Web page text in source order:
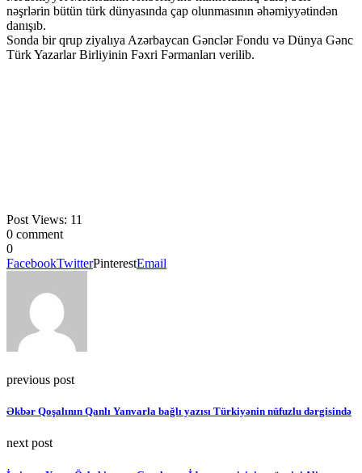
nəşrlərin bütün türk dünyasında çap olunmasının əhəmiyyətindən
danışıb.
Sonda bir qrup ziyalıya Azərbaycan Gənclər Fondu və Dünya Gənc
Türk Yazarlar Birliyinin Fəxri Fərmanları verilib.
Post Views: 11
0 comment
0
FacebookTwitterPinterestEmail
previous post
Əkbər Qoşalının Qanlı Yanvarla bağlı yazısı Türkiyənin nüfuzlu dərgisində
next post